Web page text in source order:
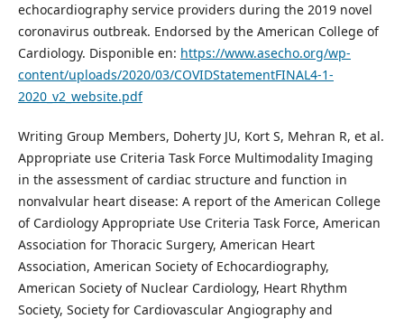
echocardiography service providers during the 2019 novel
coronavirus outbreak. Endorsed by the American College of
Cardiology. Disponible en: https://www.asecho.org/wp-
content/uploads/2020/03/COVIDStatementFINAL4-1-
2020_v2_website.pdf
Writing Group Members, Doherty JU, Kort S, Mehran R, et al.
Appropriate use Criteria Task Force Multimodality Imaging
in the assessment of cardiac structure and function in
nonvalvular heart disease: A report of the American College
of Cardiology Appropriate Use Criteria Task Force, American
Association for Thoracic Surgery, American Heart
Association, American Society of Echocardiography,
American Society of Nuclear Cardiology, Heart Rhythm
Society, Society for Cardiovascular Angiography and